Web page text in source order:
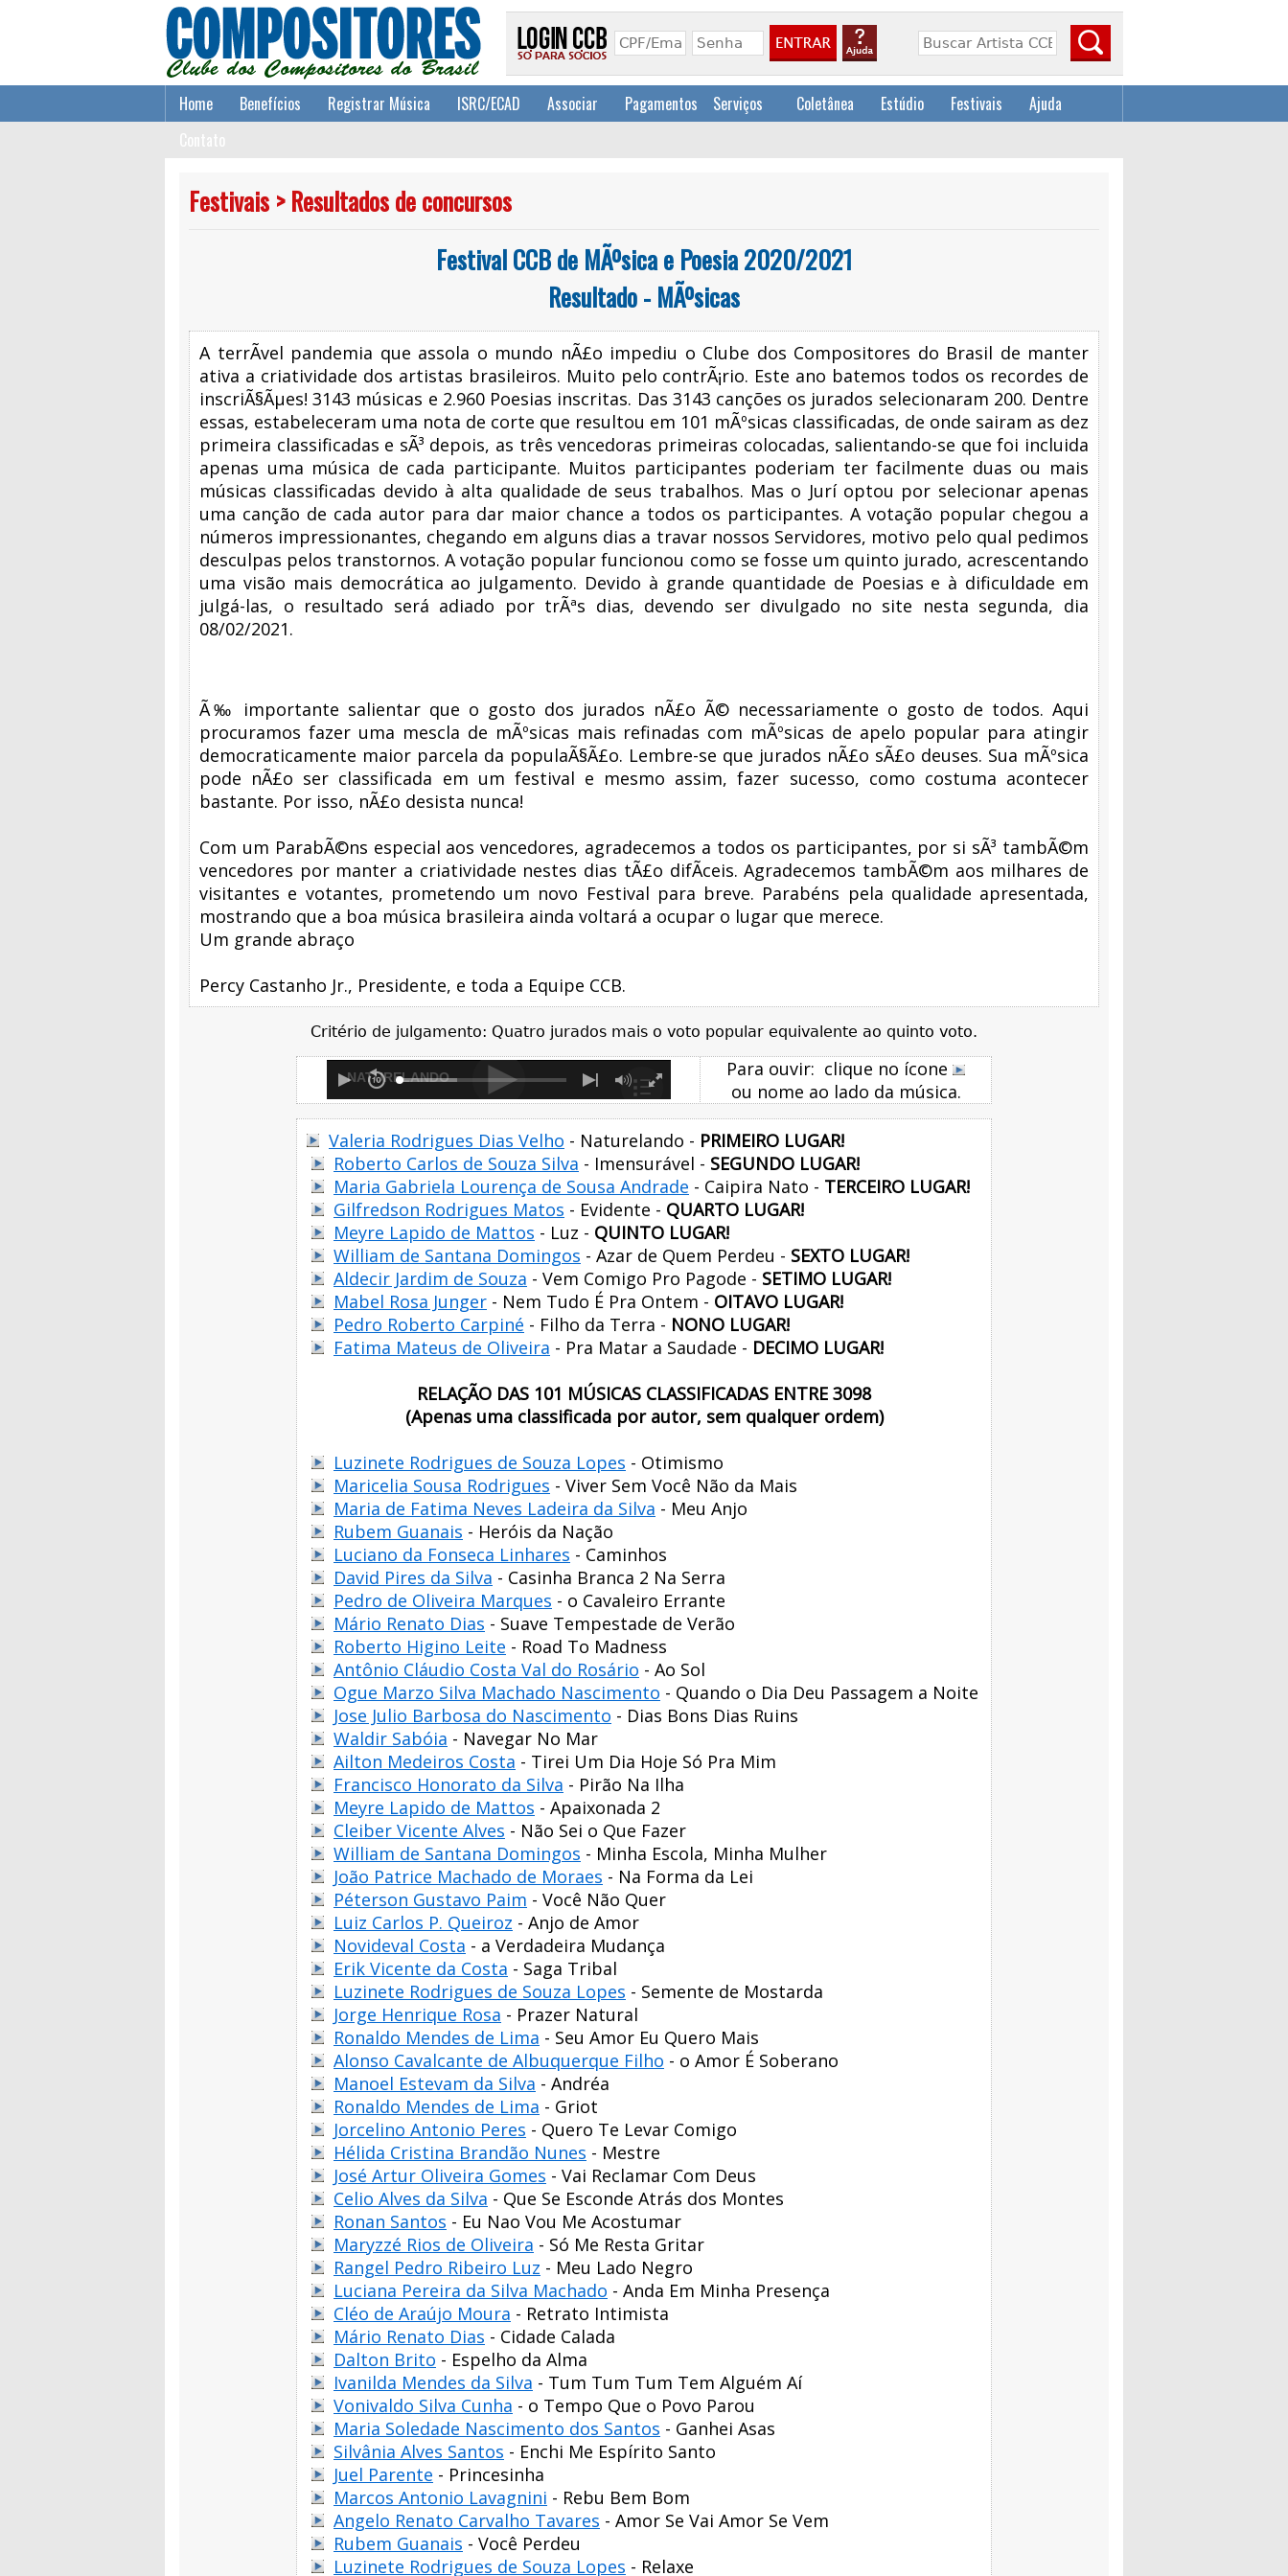
Home Benefícios Registrar Música ISRC/ECAD Associar Pagamentos Serviços Coletânea Estúdio Festivais
Ajuda
Festivais > Resultados de concursos
Festival CCB de MÃºsica e Poesia 2020/2021
Resultado - MÃºsicas
A terrÃ­vel pandemia que assola o mundo nÃ£o impediu o Clube dos Compositores do Brasil de manter
ativa a criatividade dos artistas brasileiros. Muito pelo contrÃ¡rio. Este ano batemos todos os recordes de
inscriÃ§Ãµes! 3143 músicas e 2.960 Poesias inscritas. Das 3143 canções os jurados selecionaram 200. Dentre
essas, estabeleceram uma nota de corte que resultou em 101 mÃºsicas classificadas, de onde sairam as dez
primeira classificadas e sÃ³ depois, as três vencedoras primeiras colocadas, salientando-se que foi incluida
apenas uma música de cada participante. Muitos participantes poderiam ter facilmente duas ou mais
músicas classificadas devido à alta qualidade de seus trabalhos. Mas o Jurí optou por selecionar apenas
uma canção de cada autor para dar maior chance a todos os participantes. A votação popular chegou a
números impressionantes, chegando em alguns dias a travar nossos Servidores, motivo pelo qual pedimos
desculpas pelos transtornos. A votação popular funcionou como se fosse um quinto jurado, acrescentando
uma visão mais democrática ao julgamento. Devido à grande quantidade de Poesias e à dificuldade em
julgá-las, o resultado será adiado por trÃªs dias, devendo ser divulgado no site nesta segunda, dia
08/02/2021.
Ã‰ importante salientar que o gosto dos jurados nÃ£o Ã© necessariamente o gosto de todos. Aqui
procuramos fazer uma mescla de mÃºsicas mais refinadas com mÃºsicas de apelo popular para atingir
democraticamente maior parcela da populaÃ§Ã£o. Lembre-se que jurados nÃ£o sÃ£o deuses. Sua mÃºsica
pode nÃ£o ser classificada em um festival e mesmo assim, fazer sucesso, como costuma acontecer
bastante. Por isso, nÃ£o desista nunca!
Com um ParabÃ©ns especial aos vencedores, agradecemos a todos os participantes, por si sÃ³ tambÃ©m
vencedores por manter a criatividade nestes dias tÃ£o difÃ­ceis. Agradecemos tambÃ©m aos milhares de
visitantes e votantes, prometendo um novo Festival para breve. Parabéns pela qualidade apresentada,
mostrando que a boa música brasileira ainda voltará a ocupar o lugar que merece.
Um grande abraço
Percy Castanho Jr., Presidente, e toda a Equipe CCB.
Critério de julgamento: Quatro jurados mais o voto popular equivalente ao quinto voto.
NATURELANDO
Para ouvir: clique no ícone
ou nome ao lado da música.
Valeria Rodrigues Dias Velho - Naturelando - PRIMEIRO LUGAR!
Roberto Carlos de Souza Silva - Imensurável - SEGUNDO LUGAR!
Maria Gabriela Lourença de Sousa Andrade - Caipira Nato - TERCEIRO LUGAR!
Gilfredson Rodrigues Matos - Evidente - QUARTO LUGAR!
Meyre Lapido de Mattos - Luz - QUINTO LUGAR!
William de Santana Domingos - Azar de Quem Perdeu - SEXTO LUGAR!
Aldecir Jardim de Souza - Vem Comigo Pro Pagode - SETIMO LUGAR!
Mabel Rosa Junger - Nem Tudo É Pra Ontem - OITAVO LUGAR!
Pedro Roberto Carpiné - Filho da Terra - NONO LUGAR!
Fatima Mateus de Oliveira - Pra Matar a Saudade - DECIMO LUGAR!
RELAÇÃO DAS 101 MÚSICAS CLASSIFICADAS ENTRE 3098
(Apenas uma classificada por autor, sem qualquer ordem)
Luzinete Rodrigues de Souza Lopes - Otimismo
Maricelia Sousa Rodrigues - Viver Sem Você Não da Mais
Maria de Fatima Neves Ladeira da Silva - Meu Anjo
Rubem Guanais - Heróis da Nação
Luciano da Fonseca Linhares - Caminhos
David Pires da Silva - Casinha Branca 2 Na Serra
Pedro de Oliveira Marques - o Cavaleiro Errante
Mário Renato Dias - Suave Tempestade de Verão
Roberto Higino Leite - Road To Madness
Antônio Cláudio Costa Val do Rosário - Ao Sol
Ogue Marzo Silva Machado Nascimento - Quando o Dia Deu Passagem a Noite
Jose Julio Barbosa do Nascimento - Dias Bons Dias Ruins
Waldir Sabóia - Navegar No Mar
Ailton Medeiros Costa - Tirei Um Dia Hoje Só Pra Mim
Francisco Honorato da Silva - Pirão Na Ilha
Meyre Lapido de Mattos - Apaixonada 2
Cleiber Vicente Alves - Não Sei o Que Fazer
William de Santana Domingos - Minha Escola, Minha Mulher
João Patrice Machado de Moraes - Na Forma da Lei
Péterson Gustavo Paim - Você Não Quer
Luiz Carlos P. Queiroz - Anjo de Amor
Novideval Costa - a Verdadeira Mudança
Erik Vicente da Costa - Saga Tribal
Luzinete Rodrigues de Souza Lopes - Semente de Mostarda
Jorge Henrique Rosa - Prazer Natural
Ronaldo Mendes de Lima - Seu Amor Eu Quero Mais
Alonso Cavalcante de Albuquerque Filho - o Amor É Soberano
Manoel Estevam da Silva - Andréa
Ronaldo Mendes de Lima - Griot
Jorcelino Antonio Peres - Quero Te Levar Comigo
Hélida Cristina Brandão Nunes - Mestre
José Artur Oliveira Gomes - Vai Reclamar Com Deus
Celio Alves da Silva - Que Se Esconde Atrás dos Montes
Ronan Santos - Eu Nao Vou Me Acostumar
Maryzzé Rios de Oliveira - Só Me Resta Gritar
Rangel Pedro Ribeiro Luz - Meu Lado Negro
Luciana Pereira da Silva Machado - Anda Em Minha Presença
Cléo de Araújo Moura - Retrato Intimista
Mário Renato Dias - Cidade Calada
Dalton Brito - Espelho da Alma
Ivanilda Mendes da Silva - Tum Tum Tum Tem Alguém Aí
Vonivaldo Silva Cunha - o Tempo Que o Povo Parou
Maria Soledade Nascimento dos Santos - Ganhei Asas
Silvânia Alves Santos - Enchi Me Espírito Santo
Juel Parente - Princesinha
Marcos Antonio Lavagnini - Rebu Bem Bom
Angelo Renato Carvalho Tavares - Amor Se Vai Amor Se Vem
Rubem Guanais - Você Perdeu
Luzinete Rodrigues de Souza Lopes - Relaxe